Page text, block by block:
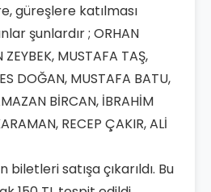
güreşlere katılması
şunlardır ; ORHAN
ZEYBEK, MUSTAFA TAŞ,
DOĞAN, MUSTAFA BATU,
BİRCAN, İBRAHİM
RECEP ÇAKIR, ALİ
satışa çıkarıldı. Bu